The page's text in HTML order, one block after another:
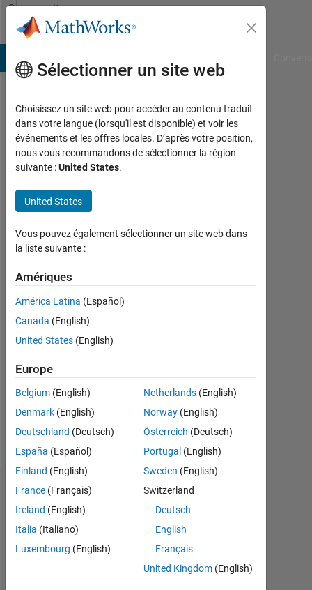
Passer au contenu
Community
Profile
Hunter
Adams
Last
plus
de 4
y a
Actif
depuis
2022
0
Following:
0
Follow
Tableau de bord
Statistiques
MATLAB Answers
Sélectionner un site web
Choisissez un site web pour accéder au contenu traduit
dans votre langue (lorsqu'il est disponible) et voir les
événements et les offres locales. D’après votre position,
nous vous recommandons de sélectionner la région
suivante :United States.
United States
Vous pouvez également sélectionner un site web dans
la liste suivante :
Amériques
América Latina (Español)
Canada (English)
United States (English)
Europe
Belgium (English)
Denmark (English)
Deutschland (Deutsch)
España (Español)
Finland (English)
France (Français)
Ireland (English)
Italia (Italiano)
Luxembourg (English)
Netherlands(English)
Norway(English)
Österreich (Deutsch)
Portugal (English)
Sweden (English)
Switzerland
Deutsch
English
Français
United Kingdom(English)